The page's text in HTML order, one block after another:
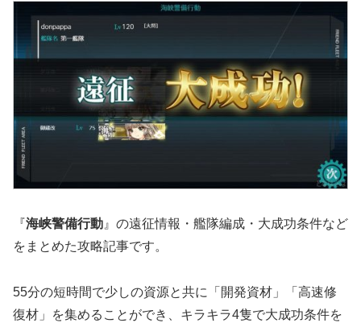
『海峡警備行動 』の遠征情報・艦隊編成・大成功条件など
をまとめた攻略記事です。
55分の短時間で少しの資源と共に「開発資材」「高速修
復材」を集めることができ、キラキラ4隻で大成功条件を